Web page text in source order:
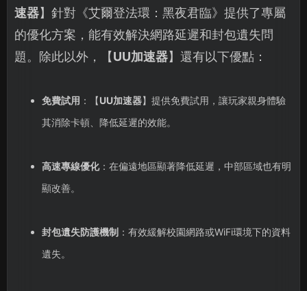
速器】針對《艾爾登法環：黑夜君臨》提供了專屬
的優化方案，能有效解決網路延遲和封包遺失問
題。除此以外，【UU加速器】還有以下優點：
免費試用 ：【UU加速器】提供免費試用，讓玩家親身體驗
其消除卡頓、降低延遲的效能。
高速專線優化：在偏遠地區顯著降低延遲，中部區域也有明
顯改善。
封包遺失防護機制 ：有效緩解校園網路或WiFi環境下的資料
遺失。